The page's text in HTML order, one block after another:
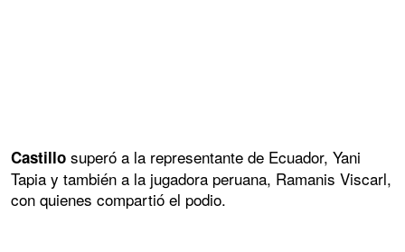
Castillo superó a la representante de Ecuador, Yani
Tapia y también a la jugadora peruana, Ramanis Viscarl,
con quienes compartió el podio.